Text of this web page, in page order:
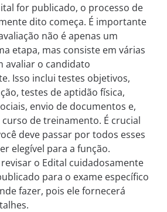
for publicado, o processo de
dito começa. É importante
não é apenas um
etapa, mas consiste em várias
avaliar o candidato
Isso inclui testes objetivos,
testes de aptidão física,
envio de documentos e,
de treinamento. É crucial
deve passar por todos esses
elegível para a função.
o Edital cuidadosamente
para o exame específico
fazer, pois ele fornecerá